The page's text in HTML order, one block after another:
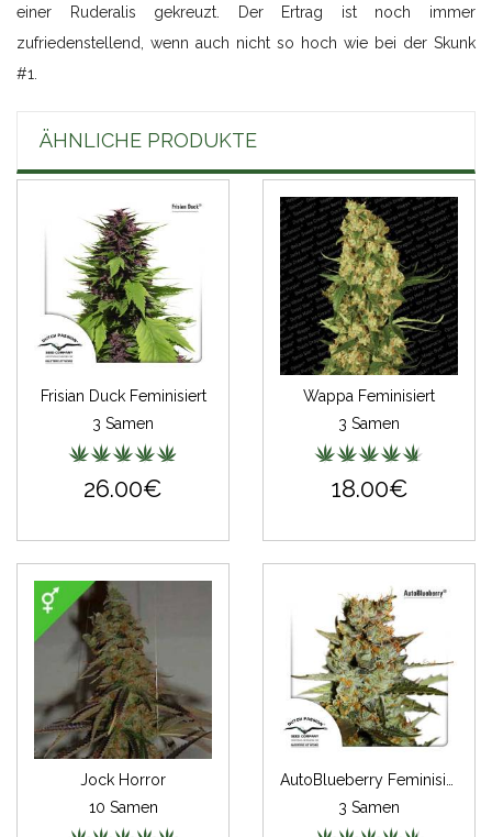
einer Ruderalis gekreuzt. Der Ertrag ist noch immer
zufriedenstellend, wenn auch nicht so hoch wie bei der Skunk
#1.
ÄHNLICHE PRODUKTE
Frisian Duck Feminisiert
3 Samen
26.00€
Wappa Feminisiert
3 Samen
18.00€
Jock Horror
10 Samen
3 Samen